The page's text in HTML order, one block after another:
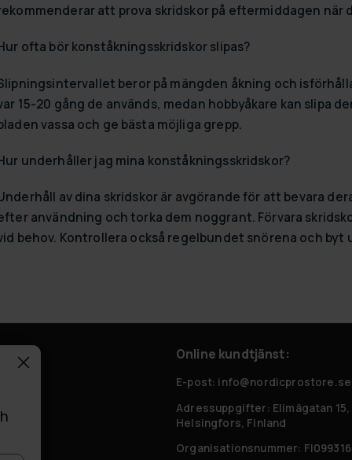
att prova skridskor på eftermiddagen
ofta bör konståkningsskridskor slipas?
beror på mängden åkning och
15-20 gång de används, medan hobbyåkare kan slipa
vassa och ge bästa möjliga grepp.
underhåller jag mina konståkningsskridskor?
av dina skridskor är avgörande för att bevara
användning och torka dem noggrant. Förvara
behov. Kontrollera också regelbundet snörena och byt
Online kundtjänst:
E-post: info@nordicprostore.se
Adressuppgifter: Elimägatan
Helsingfors, Finland
Organisationsnummer: